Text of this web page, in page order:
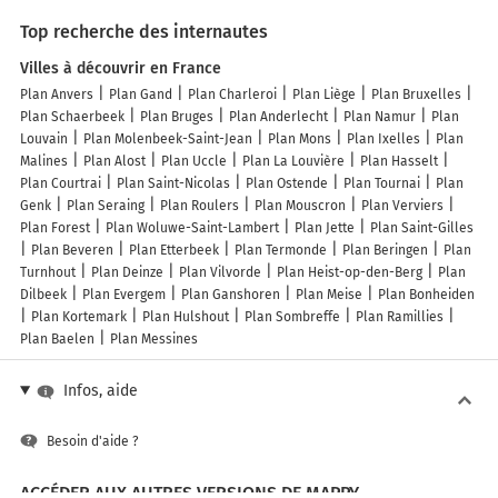
Top recherche des internautes
Villes à découvrir en France
Plan Anvers Plan Gand Plan Charleroi Plan Liège
Plan Bruxelles
Plan Schaerbeek
Plan Bruges Plan Anderlecht Plan Namur
Plan
Louvain
Plan Molenbeek-Saint-Jean Plan Mons Plan Ixelles
Plan
Malines
Plan Alost Plan Uccle Plan La Louvière
Plan Hasselt
Plan Courtrai
Plan Saint-Nicolas Plan Ostende Plan Tournai
Plan
Genk
Plan Seraing Plan Roulers Plan Mouscron
Plan Verviers
Plan Forest
Plan Woluwe-Saint-Lambert Plan Jette
Plan Saint-Gilles
Plan Beveren
Plan Etterbeek Plan Termonde Plan Beringen
Plan
Turnhout
Plan Deinze Plan Vilvorde Plan Heist-op-den-Berg
Plan
Dilbeek
Plan Evergem Plan Ganshoren Plan Meise
Plan Bonheiden
Plan Kortemark
Plan Hulshout Plan Sombreffe
Plan Ramillies
Plan Baelen
Plan Messines
Infos, aide
Besoin d'aide ?
ACCÉDER AUX AUTRES VERSIONS DE MAPPY